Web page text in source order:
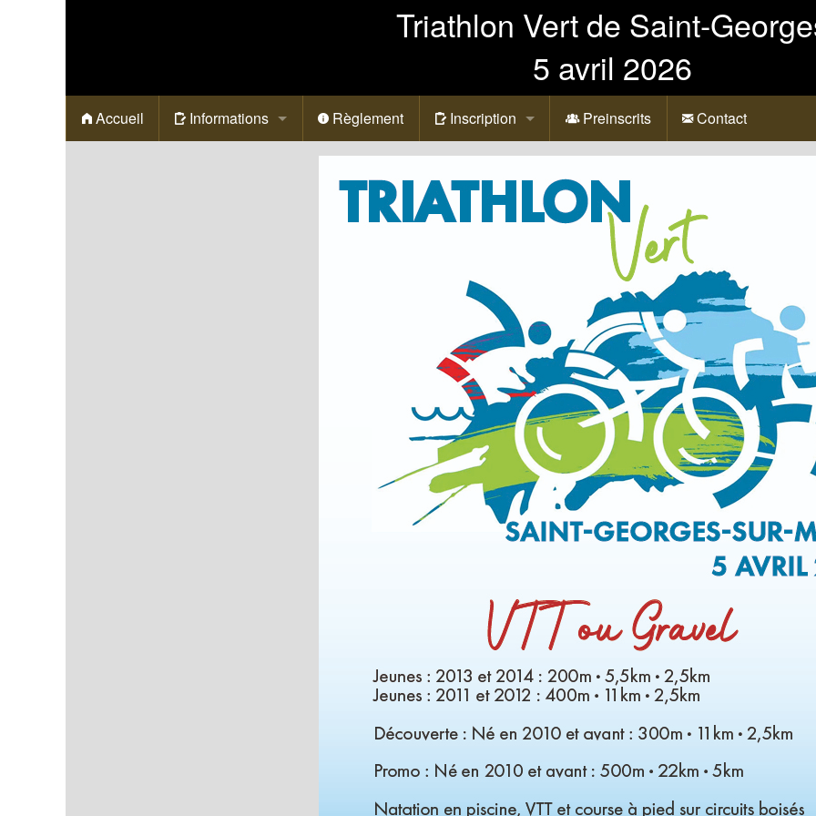
Triathlon Vert de Saint-
5 avril 2026
Accueil Informations Règlement Inscription
Paiements
Preinscrits Contact